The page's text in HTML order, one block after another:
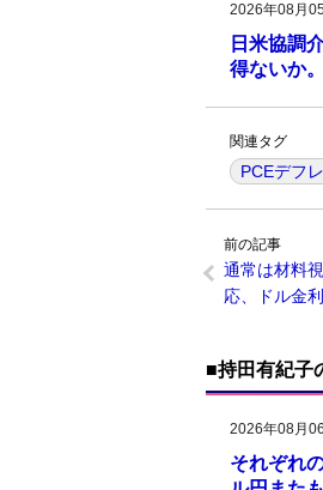
2026年08月
日米協調
得ないか
関連タグ
PCEデフ
前の記事
通常は材料
応、ドル金
■持田有紀子
2026年08月
それぞれ